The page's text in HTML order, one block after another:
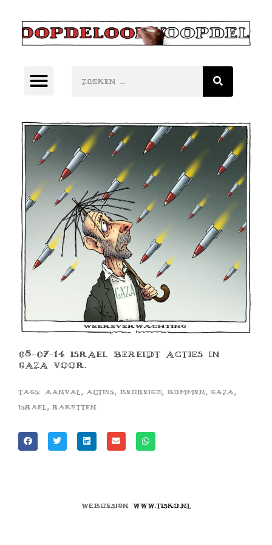
08-07-14 ISRAEL BEREIDT ACTIES IN
GAZA VOOR.
Tags: aanval , acties, bedreigd, bommen, gaza,
israel , raketten
Webdesign www.tisko.nl